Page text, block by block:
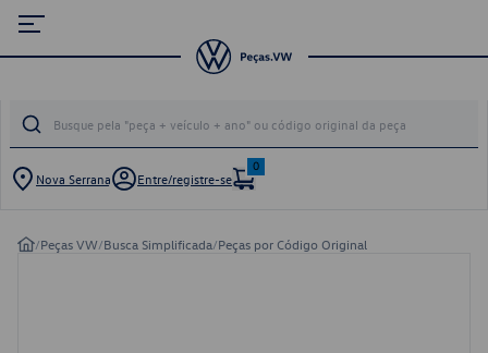
Nova Serrana Entre/registre-se
0
/Peças VW/Busca Simplificada/Peças por Código Original